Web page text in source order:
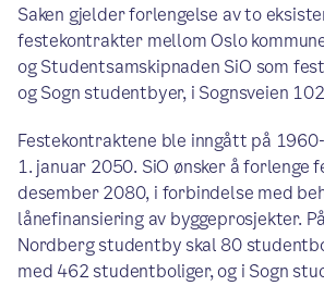
Saken gjelder forlengelse av to
festekontrakter mellom Oslo
og Studentsamskipnaden SiO som
og Sogn studentbyer, i Sognsveien
Festekontraktene ble inngått på
1. januar 2050. SiO ønsker å
desember 2080, i forbindelse med
lånefinansiering av byggeprosjekter.
Nordberg studentby skal 80
med 462 studentboliger, og i Sogn